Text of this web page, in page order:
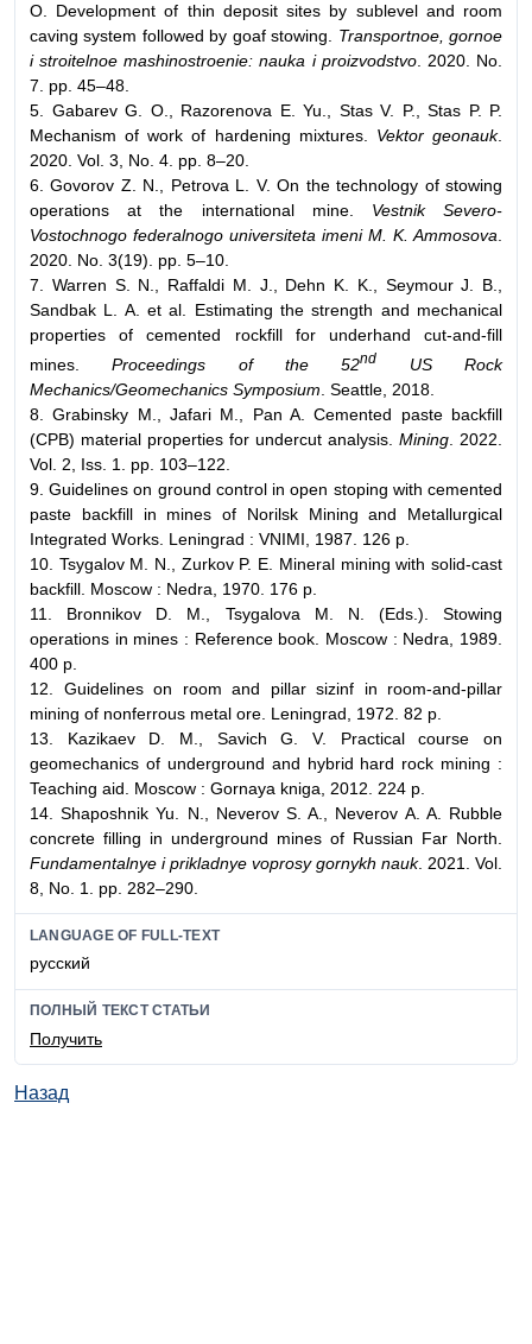
O. Development of thin deposit sites by sublevel and room
caving system followed by goaf stowing. Transportnoe, gornoe
i stroitelnoe mashinostroenie: nauka i proizvodstvo. 2020. No.
7. pp. 45–48.
5. Gabarev G. O., Razorenova E. Yu., Stas V. P., Stas P. P.
Mechanism of work of hardening mixtures. Vektor geonauk.
2020. Vol. 3, No. 4. pp. 8–20.
6. Govorov Z. N., Petrova L. V. On the technology of stowing
operations at the international mine. Vestnik Severo-
Vostochnogo federalnogo universiteta imeni M. K. Ammosova
2020. No. 3(19). pp. 5–10.
7. Warren S. N., Raffaldi M. J., Dehn K. K., Seymour J. B.,
Sandbak L. A. et al. Estimating the strength and mechanical
properties of cemented rockfill for underhand cut-and-fill
mines.Proceedings of the 52nd US Rock
Mechanics/Geomechanics Symposium . Seattle, 2018.
8. Grabinsky M., Jafari M., Pan A. Cemented paste backfill
(CPB) material properties for undercut analysis. Mining . 2022.
Vol. 2, Iss. 1. pp. 103–122.
9. Guidelines on ground control in open stoping with cemented
paste backfill in mines of Norilsk Mining and Metallurgical
Integrated Works. Leningrad : VNIMI, 1987. 126 p.
10. Tsygalov M. N., Zurkov P. E. Mineral mining with solid-cast
backfill. Moscow : Nedra, 1970. 176 p.
11. Bronnikov D. M., Tsygalova M. N. (Eds.). Stowing
operations in mines : Reference book. Moscow : Nedra, 1989.
400 p.
12. Guidelines on room and pillar sizinf in room-and-pillar
mining of nonferrous metal ore. Leningrad, 1972. 82 p.
13. Kazikaev D. M., Savich G. V. Practical course on
geomechanics of underground and hybrid hard rock mining :
Teaching aid. Moscow : Gornaya kniga, 2012. 224 p.
14. Shaposhnik Yu. N., Neverov S. A., Neverov A. A. Rubble
concrete filling in underground mines of Russian Far North.
Fundamentalnye i prikladnye voprosy gornykh nauk. 2021. Vol.
8, No. 1. pp. 282–290.
LANGUAGE OF FULL-TEXT
русский
ПОЛНЫЙ ТЕКСТ СТАТЬИ
Получить
Назад